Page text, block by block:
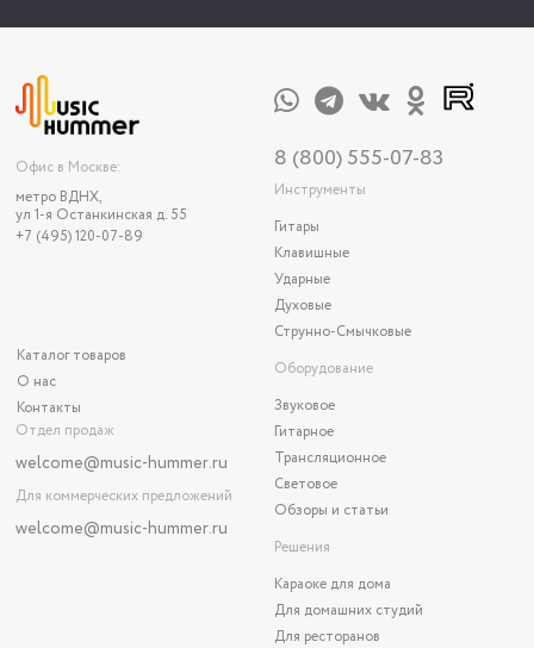
Офис в Москве:
метро ВДНХ,
ул 1-я Останкинская д. 55
+7 (495) 120-07-89
Каталог товаров
О нас
Контакты
Отдел продаж
welcome@music-hummer.ru
Для коммерческих предложений
welcome@music-hummer.ru
8 (800) 555-07-83
Инструменты
Гитары
Клавишные
Ударные
Духовые
Струнно-Смычковые
Оборудование
Звуковое
Гитарное
Трансляционное
Световое
Обзоры и статьи
Решения
Караоке для дома
Для домашних студий
Для ресторанов